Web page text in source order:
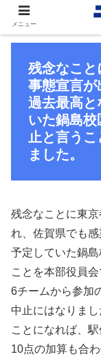
残念なこと
事態宣言が
過去最高と
いた鍋島
止と言う
ました。
残念なことに東
れ、佐賀県でも
予定していた鍋
ことを本部役員会
6チームから参加
中止にはなりま
ことになれば、
10点の加算も合
メニュー